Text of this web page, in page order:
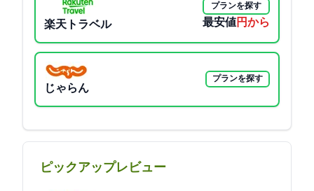
楽天トラベル
プランを探す
最安値13300円から
じゃらん
プランを探す
ピックアップレビュー